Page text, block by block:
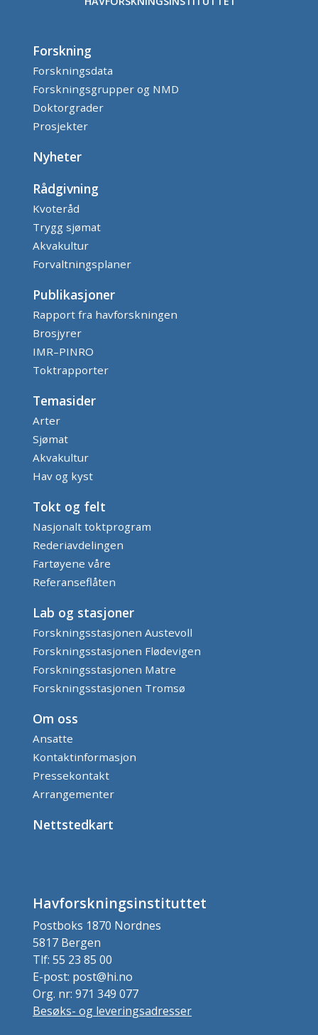
Forskning
Forskningsdata
Forskningsgrupper og NMD
Doktorgrader
Prosjekter
Nyheter
Rådgivning
Kvoteråd
Trygg sjømat
Akvakultur
Forvaltningsplaner
Publikasjoner
Rapport fra havforskningen
Brosjyrer
IMR–PINRO
Toktrapporter
Temasider
Arter
Sjømat
Akvakultur
Hav og kyst
Tokt og felt
Nasjonalt toktprogram
Rederiavdelingen
Fartøyene våre
Referanseflåten
Lab og stasjoner
Forskningsstasjonen Austevoll
Forskningsstasjonen Flødevigen
Forskningsstasjonen Matre
Forskningsstasjonen Tromsø
Om oss
Ansatte
Kontaktinformasjon
Pressekontakt
Arrangementer
Nettstedkart
Havforskningsinstituttet
Postboks 1870 Nordnes
5817 Bergen
Tlf: 55 23 85 00
E-post: post@hi.no
Org. nr: 971 349 077
Besøks- og leveringsadresser